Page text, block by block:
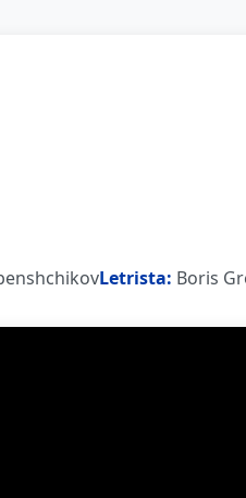
Letrista: Boris